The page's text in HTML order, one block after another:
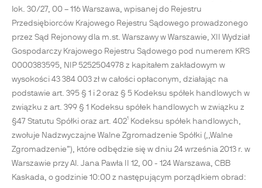
lok. 30/27, 00 – 116 Warszawa, wpisanej do Rejestru
Przedsiębiorców Krajowego Rejestru Sądowego prowadzonego
przez Sąd Rejonowy dla m.st. Warszawy w Warszawie, XII Wydział
Gospodarczy Krajowego Rejestru Sądowego pod numerem KRS
0000383595, NIP 5252504978 z kapitałem zakładowym w
wysokości 43 384 003 zł w całości opłaconym, działając na
podstawie art. 395 § 1 i 2 oraz § 5 Kodeksu spółek handlowych w
związku z art. 399 § 1 Kodeksu spółek handlowych w związku z
§47 Statutu Spółki oraz art. 402¹ Kodeksu spółek handlowych,
zwołuje Nadzwyczajne Walne Zgromadzenie Spółki (,,Walne
Zgromadzenie”), które odbędzie się w dniu 24 września 2013 r. w
Warszawie przy Al. Jana Pawła II 12, 00 - 124 Warszawa, CBB
Kaskada, o godzinie 10:00 z następującym porządkiem obrad: